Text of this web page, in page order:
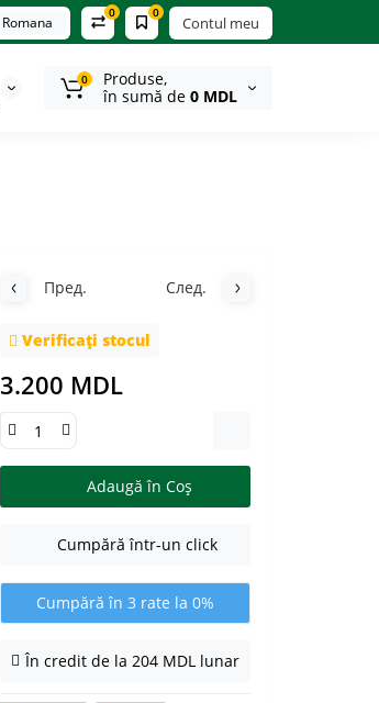
Contul meu
0
0
Romana
0
Produse,
în sumă de 0 MDL
Пред. След.
Verificați stocul
3.200 MDL
Adaugă în Coş
Cumpără într-un click
Cumpără în 3 rate la 0%
În credit de la 204 MDL lunar